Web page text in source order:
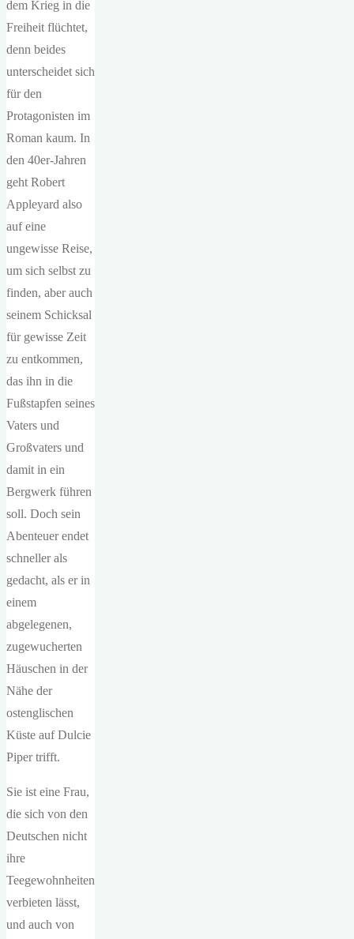
dem Krieg in die
Freiheit flüchtet,
denn beides
unterscheidet sich
für den
Protagonisten im
Roman kaum. In
den 40er-Jahren
geht Robert
Appleyard also
auf eine
ungewisse Reise,
um sich selbst zu
finden, aber auch
seinem Schicksal
für gewisse Zeit
zu entkommen,
das ihn in die
Fußstapfen seines
Vaters und
Großvaters und
damit in ein
Bergwerk führen
soll. Doch sein
Abenteuer endet
schneller als
gedacht, als er in
einem
abgelegenen,
zugewucherten
Häuschen in der
Nähe der
ostenglischen
Küste auf Dulcie
Piper trifft.
Sie ist eine Frau,
die sich von den
Deutschen nicht
ihre
Teegewohnheiten
verbieten lässt,
und auch von